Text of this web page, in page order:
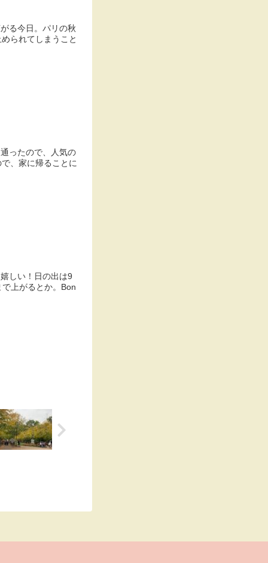
る今日。パリの秋
られてしまうこと
ったので、人気の
、家に帰ることに
しい！日の出は9
上がるとか。Bon